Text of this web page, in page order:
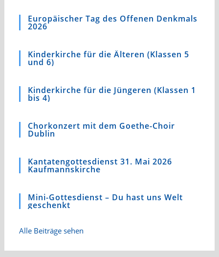
Europäischer Tag des Offenen Denkmals
2026
Kinderkirche für die Älteren (Klassen 5
und 6)
Kinderkirche für die Jüngeren (Klassen 1
bis 4)
Chorkonzert mit dem Goethe-Choir
Dublin
Kantatengottesdienst 31. Mai 2026
Kaufmannskirche
Mini-Gottesdienst – Du hast uns Welt
geschenkt
Alle Beiträge sehen